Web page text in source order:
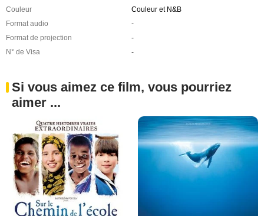
Couleur
Couleur et N&B
Format audio
-
Format de projection
-
N° de Visa
-
Si vous aimez ce film, vous pourriez
aimer ...